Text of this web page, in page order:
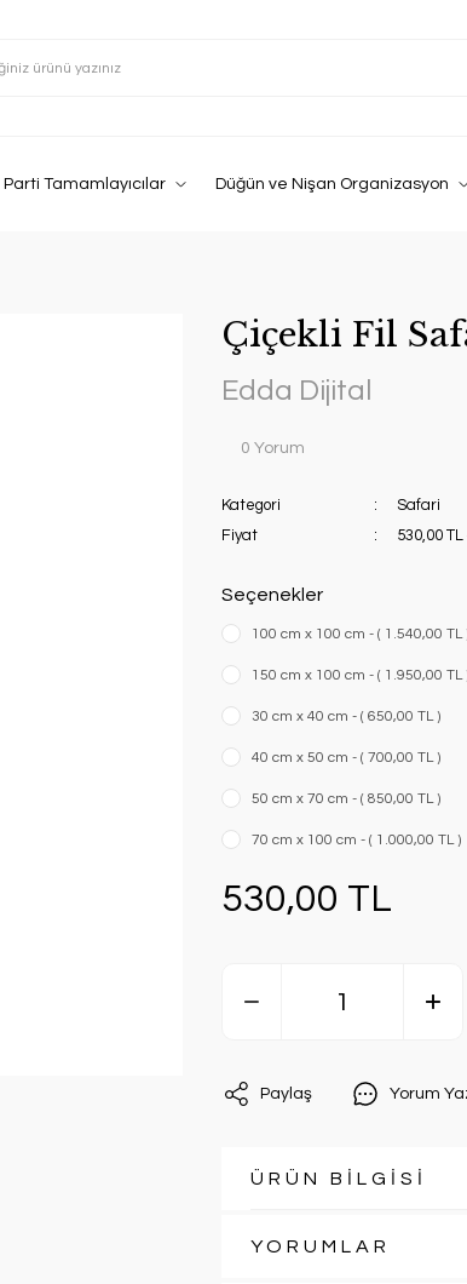
Parti Tamamlayıcılar Düğün ve Nişan Organizasyon
Çiçekli Fil
Edda Dijital
0 Yorum
Kategori
Safari
Fiyat
530,00
Seçenekler
100 cm x 100 cm - ( 1.540,00 TL
150 cm x 100 cm - ( 1.950,00 TL
30 cm x 40 cm - ( 650,00 TL )
40 cm x 50 cm - ( 700,00 TL )
50 cm x 70 cm - ( 850,00 TL )
70 cm x 100 cm - ( 1.000,00 TL )
530,00 TL
Paylaş Yorum
ÜRÜN BİLGİSİ
YORUMLAR